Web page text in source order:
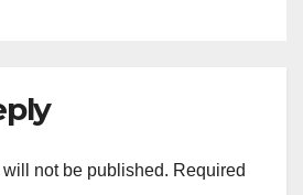
not be published. Required